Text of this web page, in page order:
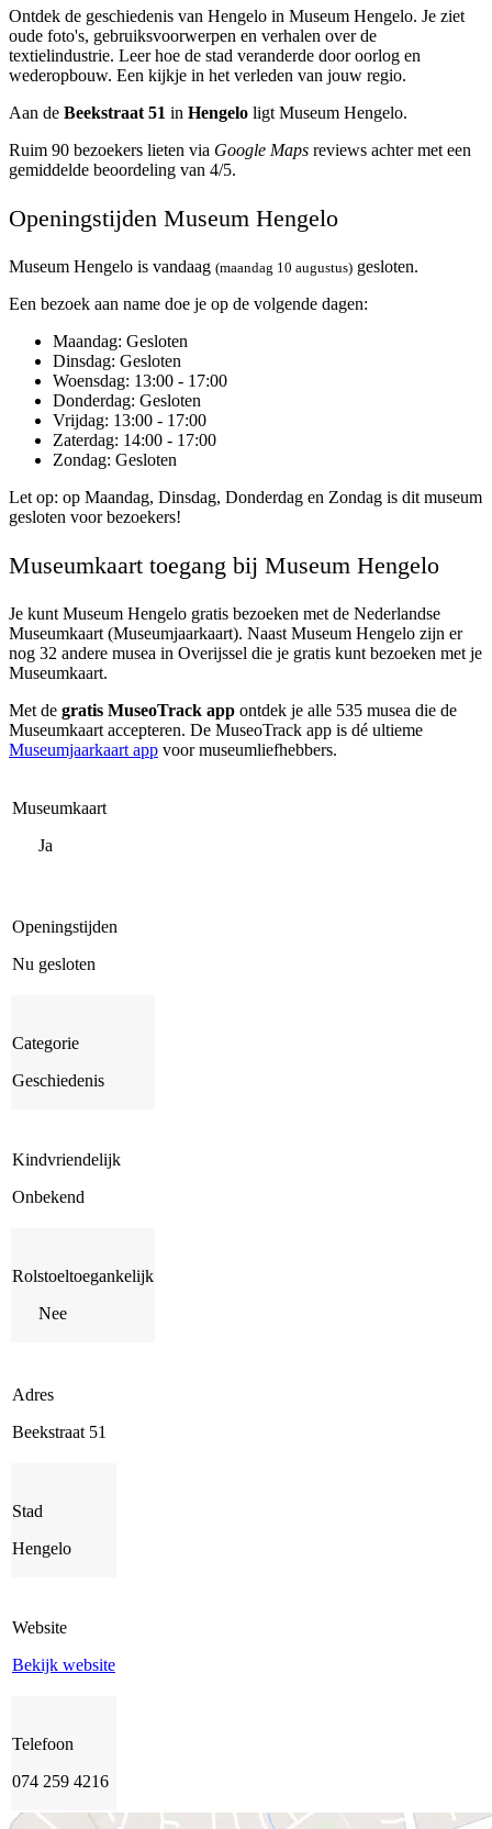
Ontdek de geschiedenis van Hengelo in Museum Hengelo. Je ziet
oude foto's, gebruiksvoorwerpen en verhalen over de
textielindustrie. Leer hoe de stad veranderde door oorlog en
wederopbouw. Een kijkje in het verleden van jouw regio.
Aan de Beekstraat 51 in Hengelo ligt Museum Hengelo.
Ruim 90 bezoekers lieten via Google Maps reviews achter met een
gemiddelde beoordeling van 4/5.
Openingstijden Museum Hengelo
Museum Hengelo is vandaag (maandag 10 augustus) gesloten.
Een bezoek aan name doe je op de volgende dagen:
Maandag: Gesloten
Dinsdag: Gesloten
Woensdag: 13:00 - 17:00
Donderdag: Gesloten
Vrijdag: 13:00 - 17:00
Zaterdag: 14:00 - 17:00
Zondag: Gesloten
Let op: op Maandag, Dinsdag, Donderdag en Zondag is dit museum
gesloten voor bezoekers!
Museumkaart toegang bij Museum Hengelo
Je kunt Museum Hengelo gratis bezoeken met de Nederlandse
Museumkaart (Museumjaarkaart). Naast Museum Hengelo zijn er
nog 32 andere musea in Overijssel die je gratis kunt bezoeken met je
Museumkaart.
Met de gratis MuseoTrack app ontdek je alle 535 musea die de
Museumkaart accepteren. De MuseoTrack app is dé ultieme
Museumjaarkaart app voor museumliefhebbers.
Museumkaart
Ja
Openingstijden
Nu gesloten
Categorie
Geschiedenis
Kindvriendelijk
Onbekend
Rolstoeltoegankelijk
Nee
Adres
Beekstraat 51
Stad
Hengelo
Website
Bekijk website
Telefoon
074 259 4216